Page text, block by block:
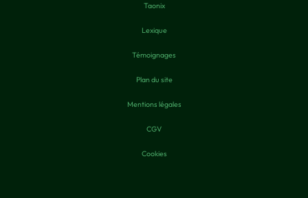
Taonix
Lexique
Témoignages
Plan du site
Mentions légales
CGV
Cookies